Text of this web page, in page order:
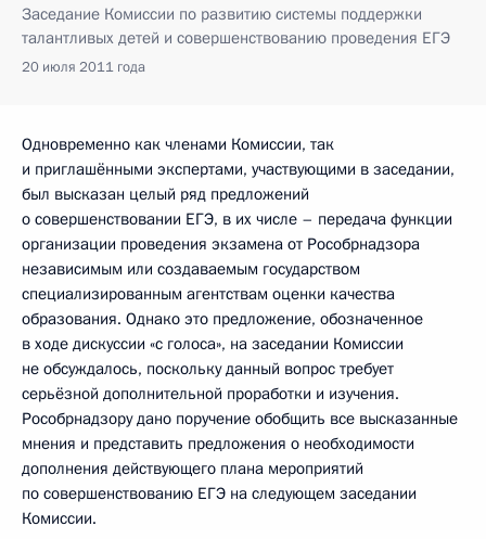
Заседание Комиссии по развитию системы поддержки
талантливых детей и совершенствованию проведения ЕГЭ
20 июля 2011 года
Одновременно как членами Комиссии, так
и приглашёнными экспертами, участвующими в заседании,
был высказан целый ряд предложений
о совершенствовании ЕГЭ, в их числе – передача функции
организации проведения экзамена от Рособрнадзора
независимым или создаваемым государством
специализированным агентствам оценки качества
образования. Однако это предложение, обозначенное
в ходе дискуссии «с голоса», на заседании Комиссии
не обсуждалось, поскольку данный вопрос требует
серьёзной дополнительной проработки и изучения.
Рособрнадзору дано поручение обобщить все высказанные
мнения и представить предложения о необходимости
дополнения действующего плана мероприятий
по совершенствованию ЕГЭ на следующем заседании
Комиссии.